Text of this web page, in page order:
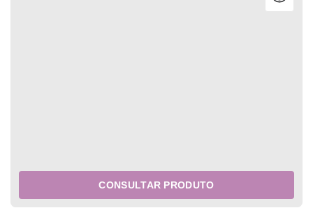
CONSULTAR PRODUTO